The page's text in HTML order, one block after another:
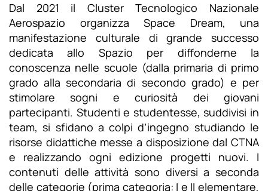
Dal 2021 il Cluster Tecnologico Nazionale
Aerospazio organizza Space Dream, una
manifestazione culturale di grande successo
dedicata allo Spazio per diffonderne la
conoscenza nelle scuole (dalla primaria di primo
grado alla secondaria di secondo grado) e per
stimolare sogni e curiosità dei giovani
partecipanti. Studenti e studentesse, suddivisi in
team, si sfidano a colpi d’ingegno studiando le
risorse didattiche messe a disposizione dal CTNA
e realizzando ogni edizione progetti nuovi. I
contenuti delle attività sono diversi a seconda
delle categorie (prima categoria: I e II elementare,